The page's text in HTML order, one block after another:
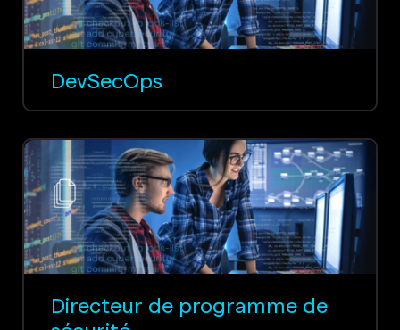
DevSecOps
Directeur de programme de